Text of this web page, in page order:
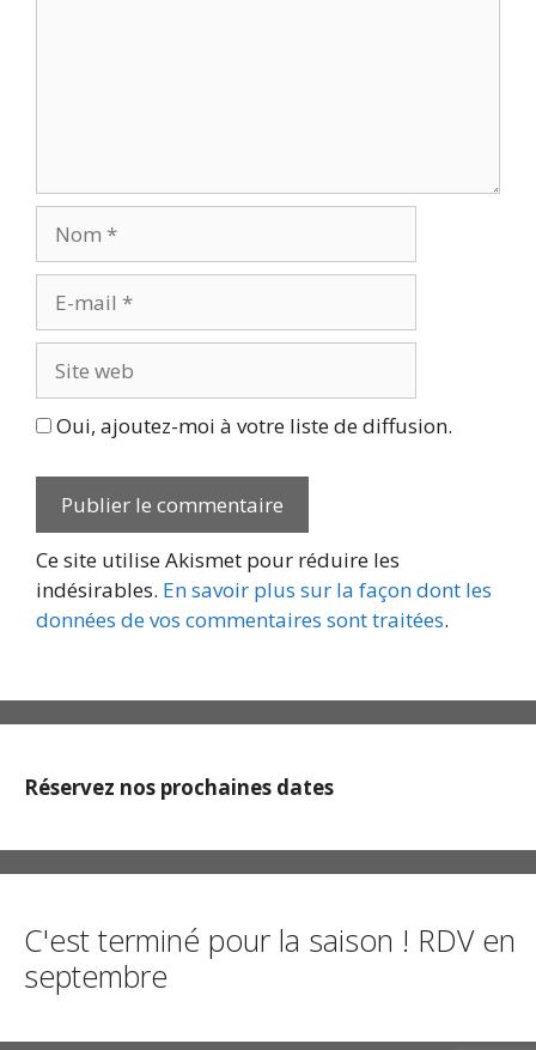
mail
web
Oui, ajoutez-moi à votre liste de diffusion.
Ce site utilise Akismet pour réduire les
indésirables. En savoir plus sur la façon dont les
données de vos commentaires sont traitées.
Réservez nos prochaines dates
C'est terminé pour la saison ! RDV en
septembre